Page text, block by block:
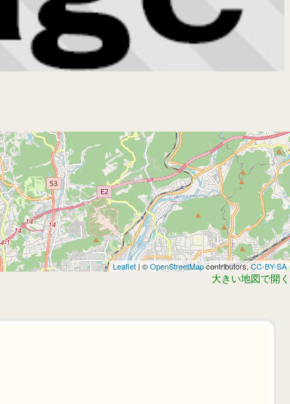
Leaflet| ©OpenStreetMapcontributors,CC-BY-SA
大きい地図で開く